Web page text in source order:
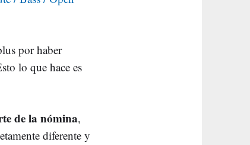
por haber
lo que hace es
de la nómina,
diferente y